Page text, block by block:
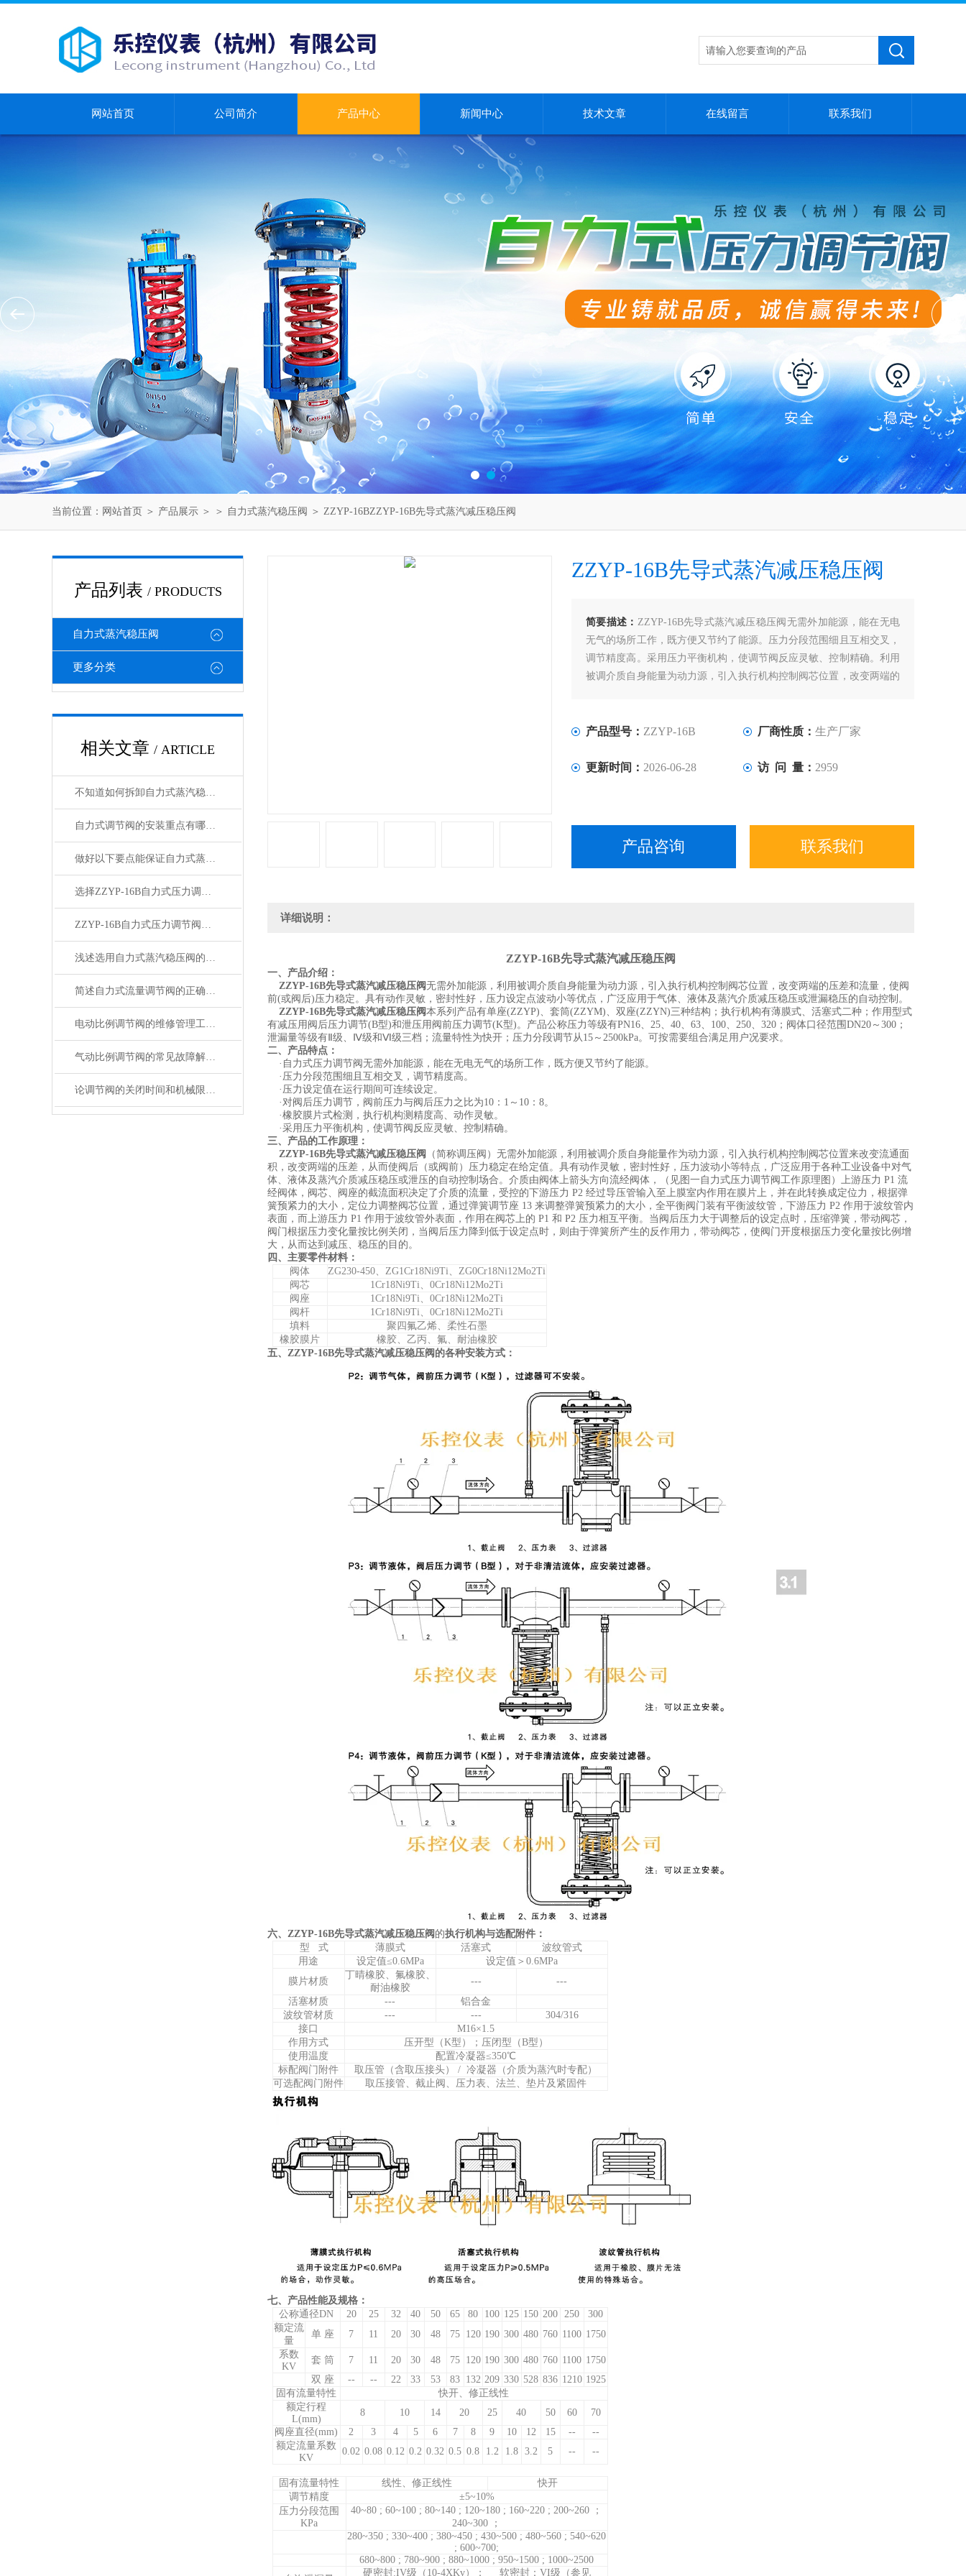
网站首页 公司简介 产品中心 新闻中心 技术文章 在线留言 联系我们
当前位置： 网站首页 ＞ 产品展示 ＞ ＞ 自力式蒸汽稳压阀 ＞ ZZYP-16BZZYP-16B先导式蒸汽减压稳压阀
产品列表 / PRODUCTS
自力式蒸汽稳压阀
更多分类
相关文章 / ARTICLE
不知道如何拆卸自力式蒸汽稳压阀？进来看
自力式调节阀的安装重点有哪些？
做好以下要点能保证自力式蒸汽稳压阀长久稳定
选择ZZYP-16B自力式压力调节阀要避免哪些误区？
ZZYP-16B自力式压力调节阀流体流速的计算方法及选取原则
浅述选用自力式蒸汽稳压阀的五大原则
简述自力式流量调节阀的正确安装步骤
电动比例调节阀的维修管理工作方法
气动比例调节阀的常见故障解决方法介绍
论调节阀的关闭时间和机械限位的重要性
ZZYP-16B先导式蒸汽减压稳压阀
简要描述： ZZYP-16B先导式蒸汽减压稳压阀无需外加能源，能在无电
无气的场所工作，既方便又节约了能源。压力分段范围细且互相交叉，
调节精度高。采用压力平衡机构，使调节阀反应灵敏、控制精确。利用
被调介质自身能量为动力源，引入执行机构控制阀芯位置，改变两端的
或泄漏稳压的自动控制。
产品型号： ZZYP-16B 厂商性质： 生产厂家
更新时间： 2026-06-28 访 问 量： 2959
产品咨询 联系我们
详细说明：
ZZYP-16B先导式蒸汽减压稳压阀
一、产品介绍：
ZZYP-16B先导式蒸汽减压稳压阀无需外加能源，利用被调介质自身能量为动力源，引入执行机构控制阀芯位置，改变两端的压差和流量，使阀
前(或阀后)压力稳定。具有动作灵敏，密封性好，压力设定点波动小等优点，广泛应用于气体、液体及蒸汽介质减压稳压或泄漏稳压的自动控制。
ZZYP-16B先导式蒸汽减压稳压阀本系列产品有单座(ZZYP)、套筒(ZZYM)、双座(ZZYN)三种结构；执行机构有薄膜式、活塞式二种；作用型式
有减压用阀后压力调节(B型)和泄压用阀前压力调节(K型)。产品公称压力等级有PN16、25、40、63、100、250、320；阀体口径范围DN20～300；
泄漏量等级有Ⅱ级、Ⅳ级和Ⅵ级三档；流量特性为快开；压力分段调节从15～2500kPa。可按需要组合满足用户况要求。
二、产品特点：
·自力式压力调节阀无需外加能源，能在无电无气的场所工作，既方便又节约了能源。
·压力分段范围细且互相交叉，调节精度高。
·压力设定值在运行期间可连续设定。
·对阀后压力调节，阀前压力与阀后压力之比为10：1～10：8。
·橡胶膜片式检测，执行机构测精度高、动作灵敏。
·采用压力平衡机构，使调节阀反应灵敏、控制精确。
三、产品的工作原理：
ZZYP-16B先导式蒸汽减压稳压阀
（简称调压阀）无需外加能源，利用被调介质自身能量作为动力源，引入执行机构控制阀芯位置来改变流通面
积，改变两端的压差，从而使阀后（或阀前）压力稳定在给定值。具有动作灵敏，密封性好，压力波动小等特点，广泛应用于各种工业设备中对气
体、液体及蒸汽介质减压稳压或泄压的自动控制场合。介质由阀体上箭头方向流经阀体，（见图一自力式压力调节阀工作原理图）上游压力 P1 流
经阀体，阀芯、阀座的截流面积决定了介质的流量，受控的下游压力 P2 经过导压管输入至上膜室内作用在膜片上，并在此转换成定位力，根据弹
簧预紧力的大小，定位力调整阀芯位置，通过弹簧调节座 13 来调整弹簧预紧力的大小，全平衡阀门装有平衡波纹管，下游压力 P2 作用于波纹管内
表面，而上游压力 P1 作用于波纹管外表面，作用在阀芯上的 P1 和 P2 压力相互平衡。当阀后压力大于调整后的设定点时，压缩弹簧，带动阀芯，
阀门根据压力变化量按比例关闭，当阀后压力降到低于设定点时，则由于弹簧所产生的反作用力，带动阀芯，使阀门开度根据压力变化量按比例增
大，从而达到减压、稳压的目的。
四、主要零件材料：
阀体
ZG230-450、ZG1Cr18Ni9Ti、ZG0Cr18Ni12Mo2Ti
阀芯
1Cr18Ni9Ti、0Cr18Ni12Mo2Ti
阀座
1Cr18Ni9Ti、0Cr18Ni12Mo2Ti
阀杆
1Cr18Ni9Ti、0Cr18Ni12Mo2Ti
填料
聚四氟乙烯、柔性石墨
橡胶膜片
橡胶、乙丙、氟、耐油橡胶
五、ZZYP-16B先导式蒸汽减压稳压阀的各种安装方式：
六、 ZZYP-16B先导式蒸汽减压稳压阀 的执行机构与选配附件：
型 式
薄膜式 活塞式
波纹管式
用途
设定值≤0.6MPa
设定值＞0.6MPa
膜片材质
丁晴橡胶、氟橡胶、
耐油橡胶
---
---
活塞材质
---
铝合金
波纹管材质
--- ---
304/316
接口
M16×1.5
作用方式
压开型（K型）；压闭型（B型）
使用温度
配置冷凝器≤350℃
标配阀门附件
取压管（含取压接头） / 冷凝器（介质为蒸汽时专配）
可选配阀门附件
取压接管、截止阀、压力表、法兰、垫片及紧固件
七、产品性能及规格：
公称通径DN
20 25 32 40 50 65 80 100 125 150 200 250
300
额定流
量
单 座 7 11 20 30 48 75 120 190 300 480 760 1100 1750
系数
KV
套 筒 7 11 20 30 48 75 120 190 300 480 760 1100 1750
双 座
-- -- 22 33 53 83 132 209 330 528 836 1210 1925
固有流量特性
快开、修正线性
额定行程
L(mm)
8 10 14 20 25 40 50 60
70
阀座直径(mm)
2 3 4 5 6 7 8 9 10 12 15 --
--
额定流量系数
KV
0.02 0.08 0.12 0.2 0.32 0.5 0.8 1.2 1.8 3.2 5 -- --
固有流量特性 线性、修正线性
快开
调节精度
±5~10%
压力分段范围
KPa
40~80 ; 60~100 ; 80~140 ; 120~180 ; 160~220 ; 200~260 ；
240~300 ；
280~350 ; 330~400 ; 380~450 ; 430~500 ; 480~560 ; 540~620
; 600~700;
680~800 ; 780~900 ; 880~1000 ; 950~1500 ; 1000~2500
硬密封:IV级（10-4XKv）； 软密封：VI级（参见